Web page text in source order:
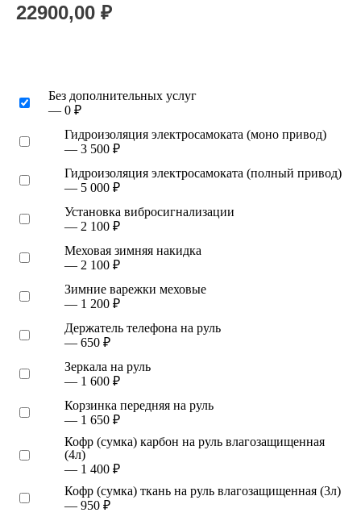
22900,00 ₽
Без дополнительных услуг
— 0 ₽
Гидроизоляция электросамоката (моно привод)
— 3 500 ₽
Гидроизоляция электросамоката (полный привод)
— 5 000 ₽
Установка вибросигнализации
— 2 100 ₽
Меховая зимняя накидка
— 2 100 ₽
Зимние варежки меховые
— 1 200 ₽
Держатель телефона на руль
— 650 ₽
Зеркала на руль
— 1 600 ₽
Корзинка передняя на руль
— 1 650 ₽
Кофр (сумка) карбон на руль влагозащищенная
(4л)
— 1 400 ₽
Кофр (сумка) ткань на руль влагозащищенная (3л)
— 950 ₽